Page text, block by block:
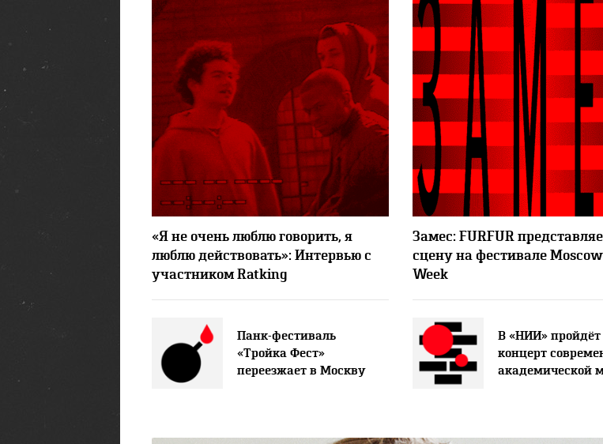
«Я не очень люблю говорить, я
люблю действовать»: Интервью с
участником Ratking
Панк-фестиваль
«Тройка Фест»
переезжает в Москву
Замес: FURFUR
сцену на фестивале
Week
В «НИИ» пройдёт
концерт
академической